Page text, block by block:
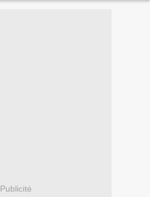
Publicité